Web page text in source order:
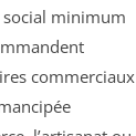
social minimum